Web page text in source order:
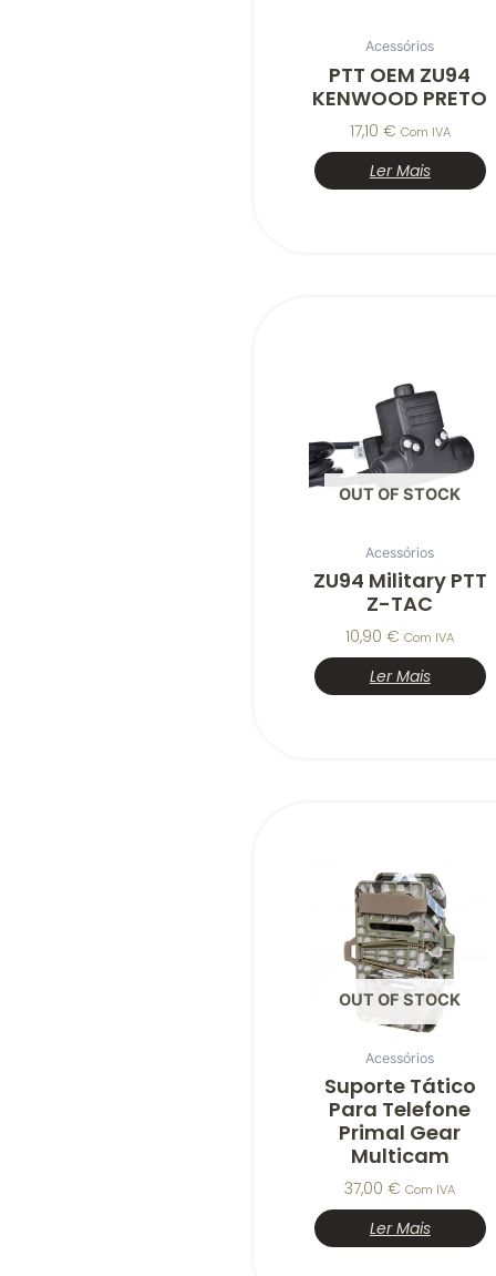
Acessórios
PTT OEM ZU94
KENWOOD PRETO
17,10 € Com IVA
Ler Mais
OUT OF STOCK
Acessórios
ZU94 Military PTT
Z-TAC
10,90€ Com IVA
Ler Mais
OUT OF STOCK
Acessórios
Suporte Tático
Para Telefone
Primal Gear
Multicam
37,00€ Com IVA
Ler Mais